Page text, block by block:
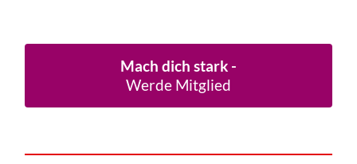
Mach dich stark -
Werde Mitglied